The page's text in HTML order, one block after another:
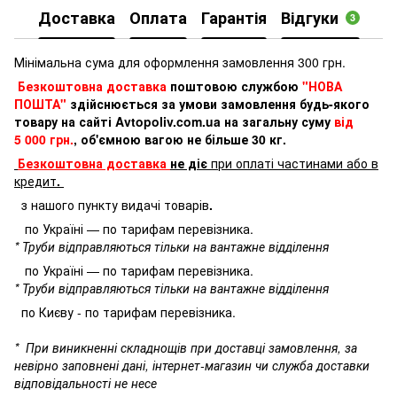
Доставка Оплата Гарантія Відгуки 3
Мінімальна сума для оформлення замовлення 300 грн.
Безкоштовна доставка поштовою службою "НОВА
ПОШТА" здійснюється за умови замовлення будь-якого
товару на сайті Avtopoliv.com.ua на загальну суму від
5 000 грн., об'ємною вагою не більше 30 кг.
Безкоштовна доставка не діє при оплаті частинами або в
кредит.
з нашого пункту видачі товарів.
по Україні — по тарифам перевізника.
* Труби відправляються тільки на вантажне відділення
по Україні — по тарифам перевізника.
* Труби відправляються тільки на вантажне відділення
по Києву - по тарифам перевізника.
*При виникненні складнощів при доставці замовлення, за
невірно заповнені дані, інтернет-магазин чи служба доставки
відповідальності не несе